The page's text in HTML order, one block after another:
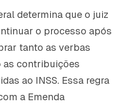
determina que o juiz
o processo após
tanto as verbas
contribuições
ao INSS. Essa regra
a Emenda